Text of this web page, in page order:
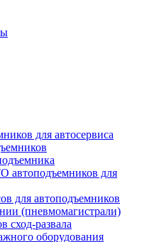
для автосервиса
автоподъемников для
для автоподъемников
(пневмомагистрали)
сход-развала
оборудования